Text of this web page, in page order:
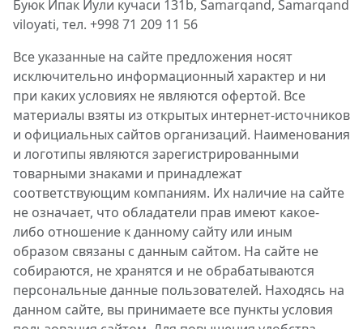
Буюк Ипак Йули кучаси 131b, Samarqand, Samarqand
viloyati, тел. +998 71 209 11 56
Все указанные на сайте предложения носят
исключительно информационный характер и ни
при каких условиях не являются офертой. Все
материалы взяты из открытых интернет-источников
и официальных сайтов организаций. Наименования
и логотипы являются зарегистрированными
товарными знаками и принадлежат
соответствующим компаниям. Их наличие на сайте
не означает, что обладатели прав имеют какое-
либо отношение к данному сайту или иным
образом связаны с данным сайтом. На сайте не
собираются, не хранятся и не обрабатываются
персональные данные пользователей. Находясь на
данном сайте, вы принимаете все пункты условия